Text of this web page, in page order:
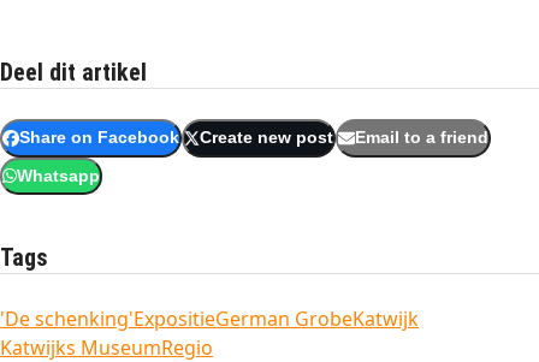
Deel dit artikel
Share on Facebook Create new post Email to a friend
Whatsapp
Tags
'De schenking'ExpositieGerman GrobeKatwijk
Katwijks MuseumRegio